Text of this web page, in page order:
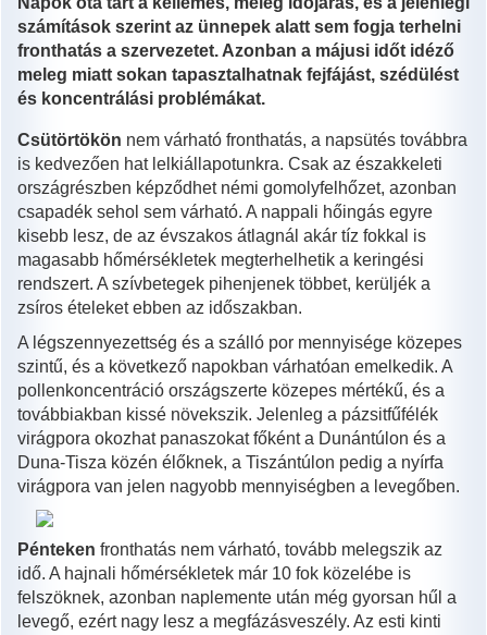
számítások szerint az ünnepek alatt sem fogja terhelni
fronthatás a szervezetet. Azonban a májusi időt idéző
meleg miatt sokan tapasztalhatnak fejfájást, szédülést
és koncentrálási problémákat.
Csütörtökön nem várható fronthatás, a napsütés továbbra
is kedvezően hat lelkiállapotunkra. Csak az északkeleti
országrészben képződhet némi gomolyfelhőzet, azonban
csapadék sehol sem várható. A nappali hőingás egyre
kisebb lesz, de az évszakos átlagnál akár tíz fokkal is
magasabb hőmérsékletek megterhelhetik a keringési
rendszert. A szívbetegek pihenjenek többet, kerüljék a
zsíros ételeket ebben az időszakban.
A légszennyezettség és a szálló por mennyisége közepes
szintű, és a következő napokban várhatóan emelkedik. A
pollenkoncentráció országszerte közepes mértékű, és a
továbbiakban kissé növekszik. Jelenleg a pázsitfűfélék
virágpora okozhat panaszokat főként a Dunántúlon és a
Duna-Tisza közén élőknek, a Tiszántúlon pedig a nyírfa
virágpora van jelen nagyobb mennyiségben a levegőben.
Pénteken fronthatás nem várható, tovább melegszik az
idő. A hajnali hőmérsékletek már 10 fok közelébe is
felszöknek, azonban naplemente után még gyorsan hűl a
levegő, ezért nagy lesz a megfázásveszély. Az esti kinti